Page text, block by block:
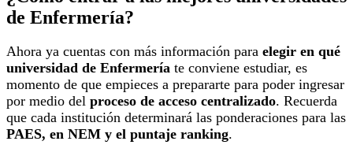
de Enfermería?
Ahora ya cuentas con más información para elegir en qué
universidad de Enfermería te conviene estudiar, es
momento de que empieces a prepararte para poder ingresar
por medio del proceso de acceso centralizado. Recuerda
que cada institución determinará las ponderaciones para las
PAES, en NEM y el puntaje ranking.